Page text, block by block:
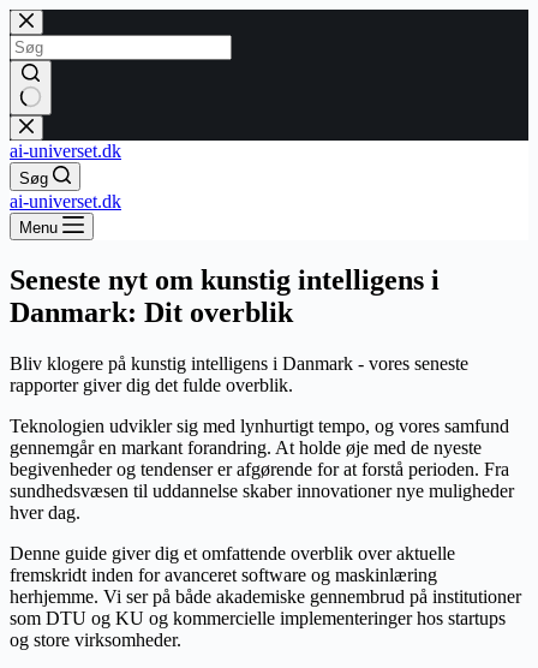
Fortsæt
til
indhold
Ingen
resultater
ai-universet.dk
Søg
ai-universet.dk
Menu
Seneste nyt om kunstig intelligens i
Danmark: Dit overblik
Bliv klogere på kunstig intelligens i Danmark - vores seneste
rapporter giver dig det fulde overblik.
Teknologien udvikler sig med lynhurtigt tempo, og vores samfund
gennemgår en markant forandring. At holde øje med de nyeste
begivenheder og tendenser er afgørende for at forstå perioden. Fra
sundhedsvæsen til uddannelse skaber innovationer nye muligheder
hver dag.
Denne guide giver dig et omfattende overblik over aktuelle
fremskridt inden for avanceret software og maskinlæring
herhjemme. Vi ser på både akademiske gennembrud på institutioner
som DTU og KU og kommercielle implementeringer hos startups
og store virksomheder.